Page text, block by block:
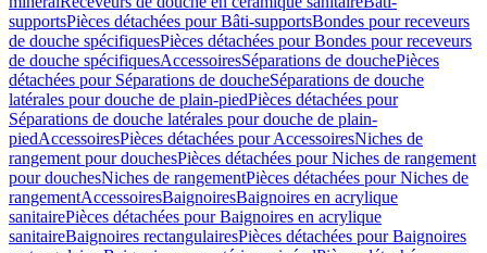
supportsPièces détachées pour Bâti-supportsBondes pour receveurs
de douche spécifiquesPièces détachées pour Bondes pour receveurs
de douche spécifiquesAccessoiresSéparations de douchePièces
détachées pour Séparations de doucheSéparations de douche
latérales pour douche de plain-piedPièces détachées pour
Séparations de douche latérales pour douche de plain-
piedAccessoiresPièces détachées pour AccessoiresNiches de
rangement pour douchesPièces détachées pour Niches de rangement
pour douchesNiches de rangementPièces détachées pour Niches de
rangementAccessoiresBaignoiresBaignoires en acrylique
sanitairePièces détachées pour Baignoires en acrylique
sanitaireBaignoires rectangulairesPièces détachées pour Baignoires